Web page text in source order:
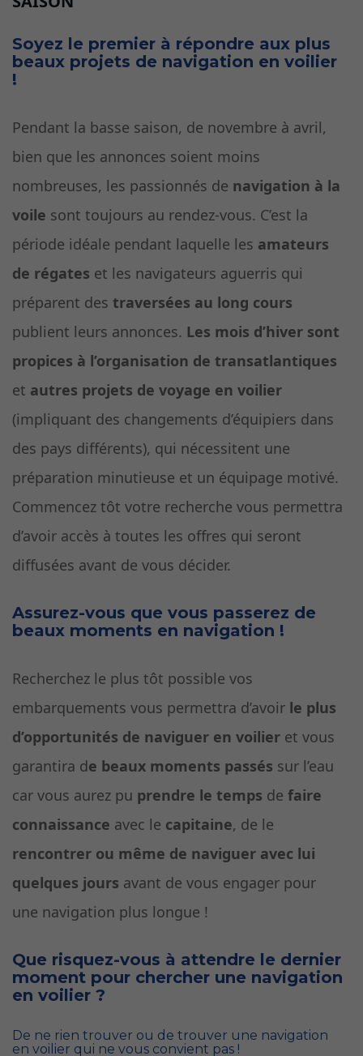
Soyez le premier à répondre aux plus
beaux projets de navigation en voilier
!
Pendant la basse saison, de novembre à avril,
bien que les annonces soient moins
nombreuses, les passionnés de navigation à la
voile sont toujours au rendez-vous. C’est la
période idéale pendant laquelle les amateurs
de régates et les navigateurs aguerris qui
préparent des traversées au long cours
publient leurs annonces. Les mois d’hiver sont
propices à l’organisation de transatlantiques
et autres projets de voyage en voilier
(impliquant des changements d’équipiers dans
des pays différents), qui nécessitent une
préparation minutieuse et un équipage motivé.
Commencez tôt votre recherche vous permettra
d’avoir accès à toutes les offres qui seront
diffusées avant de vous décider.
Assurez-vous que vous passerez de
beaux moments en navigation !
Recherchez le plus tôt possible vos
embarquements vous permettra d’avoir le plus
d’opportunités de naviguer en voilier et vous
garantira de beaux moments passés sur l’eau
car vous aurez pu prendre le temps de faire
connaissance avec le capitaine, de le
rencontrer ou même de naviguer avec lui
quelques jours avant de vous engager pour
une navigation plus longue !
Que risquez-vous à attendre le dernier
moment pour chercher une navigation
en voilier ?
De ne rien trouver ou de trouver une navigation
en voilier qui ne vous convient pas !